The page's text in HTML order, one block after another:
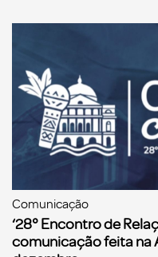
Comunicação
‘28° Encontro de
comunicação feita na